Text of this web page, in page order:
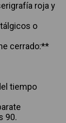
roja y
o
cerrado:**
tiempo
90.